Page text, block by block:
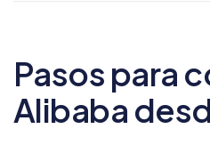
Pasos para
Alibaba